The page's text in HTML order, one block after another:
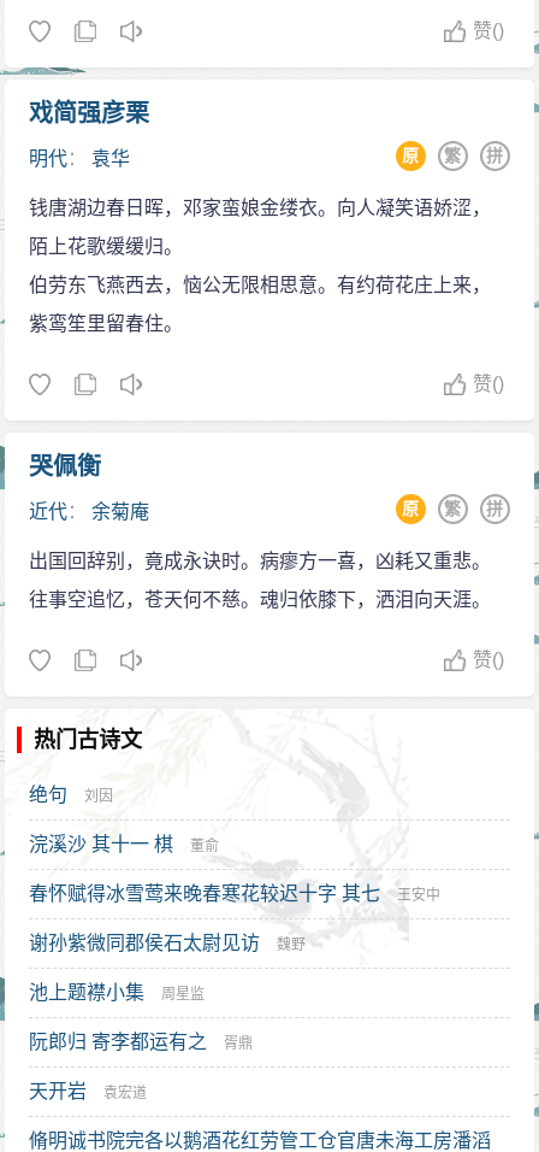
赞()
戏简强彦栗
明代：袁华 拼
繁
原
钱唐湖边春日晖，邓家蛮娘金缕衣。向人凝笑语娇涩，
陌上花歌缓缓归。
伯劳东飞燕西去，恼公无限相思意。有约荷花庄上来，
紫鸾笙里留春住。
赞()
哭佩衡
近代：余菊庵 拼
繁
原
出国回辞别，竟成永诀时。病瘳方一喜，凶耗又重悲。
往事空追忆，苍天何不慈。魂归依膝下，洒泪向天涯。
赞()
热门古诗文
绝句 刘因
浣溪沙 其十一 棋 董俞
春怀赋得冰雪莺来晚春寒花较迟十字 其七 王安中
谢孙紫微同郡侯石太尉见访 魏野
池上题襟小集 周星监
阮郎归 寄李都运有之 胥鼎
天开岩 袁宏道
脩明诚书院完各以鹅酒花红劳管工仓官唐未海工房潘滔